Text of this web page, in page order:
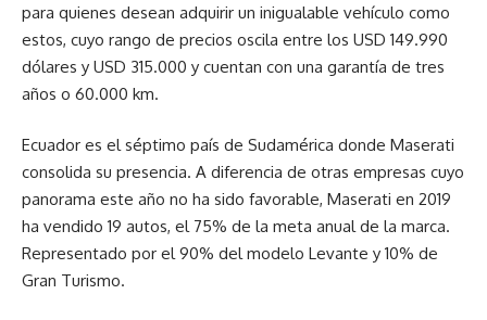
para quienes desean adquirir un inigualable vehículo como
estos, cuyo rango de precios oscila entre los USD 149.990
dólares y USD 315.000 y cuentan con una garantía de tres
años o 60.000 km.
Ecuador es el séptimo país de Sudamérica donde Maserati
consolida su presencia. A diferencia de otras empresas cuyo
panorama este año no ha sido favorable, Maserati en 2019
ha vendido 19 autos, el 75% de la meta anual de la marca.
Representado por el 90% del modelo Levante y 10% de
Gran Turismo.